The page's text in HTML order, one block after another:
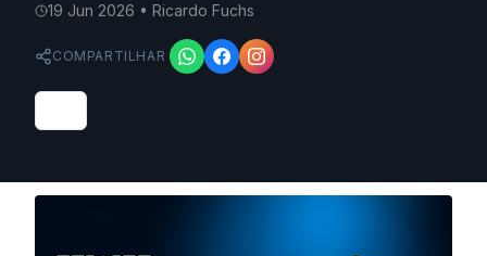
19 Jun 2026 • Ricardo Fuchs
COMPARTILHAR